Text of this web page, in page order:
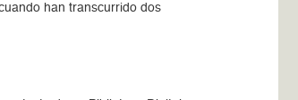
han transcurrido dos